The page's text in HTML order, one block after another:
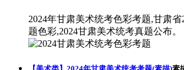
2024年甘肃美术统考色彩考题,甘肃
题色彩,2024甘肃美术统考真题公布。